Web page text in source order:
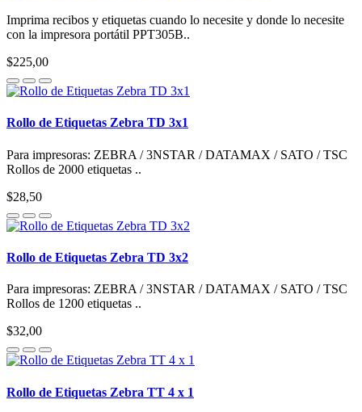
Imprima recibos y etiquetas cuando lo necesite y donde lo necesite
con la impresora portátil PPT305B..
$225,00
Rollo de Etiquetas Zebra TD 3x1
Para impresoras: ZEBRA / 3NSTAR / DATAMAX / SATO / TSC
Rollos de 2000 etiquetas ..
$28,50
Rollo de Etiquetas Zebra TD 3x2
Para impresoras: ZEBRA / 3NSTAR / DATAMAX / SATO / TSC
Rollos de 1200 etiquetas ..
$32,00
Rollo de Etiquetas Zebra TT 4 x 1